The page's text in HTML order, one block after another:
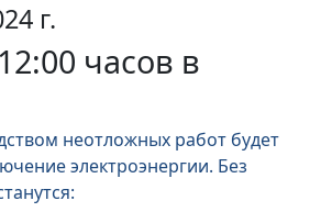
г.
часов в
неотложных работ будет
электроэнергии. Без